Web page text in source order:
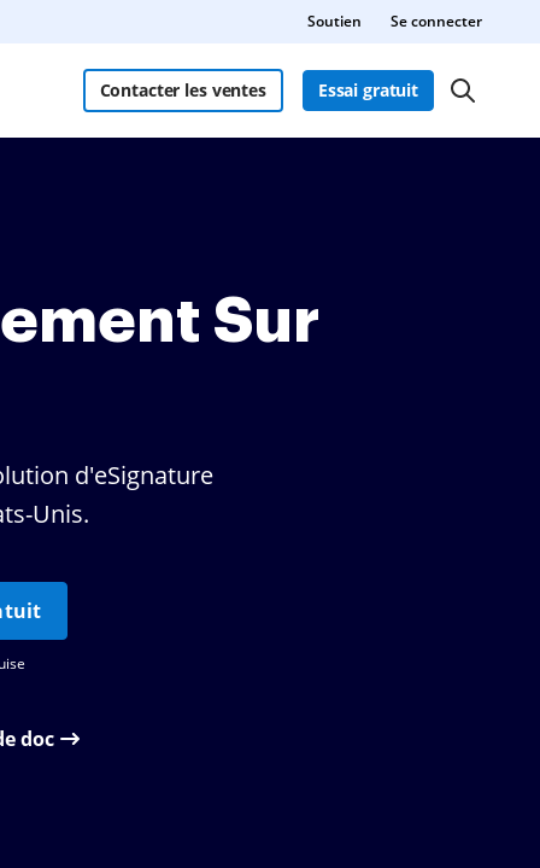
Soutien Se connecter
Contacter les ventes Essai gratuit
Sur
d'eSignature
Unis.
doc